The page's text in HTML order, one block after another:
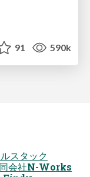
91 590k
スタック
会社N-Works